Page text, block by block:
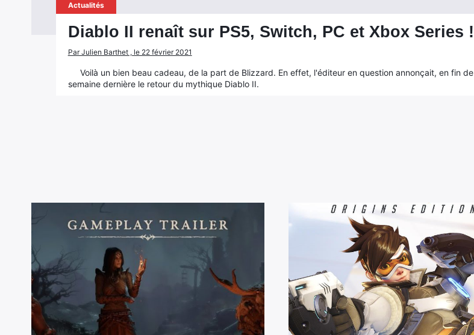
Actualités
Diablo II renaît sur PS5, Switch, PC et Xbox Series !
Par Julien Barthet , le 22 février 2021
Voilà un bien beau cadeau, de la part de Blizzard. En effet, l'éditeur en question annonçait, en fin de
semaine dernière le retour du mythique Diablo II.